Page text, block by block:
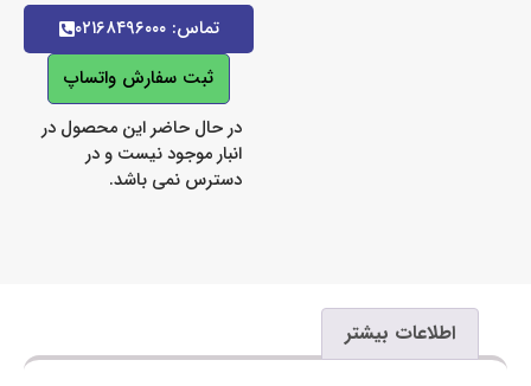
ثبت سفارش واتساپ
در حال حاضر این محصول در
انبار موجود نیست و در
دسترس نمی باشد.
بیشتر